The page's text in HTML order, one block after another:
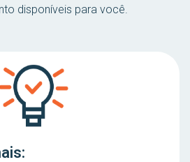
disponíveis para você.